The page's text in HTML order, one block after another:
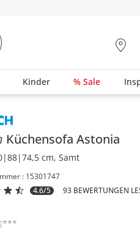
Kinder % Sale
Seitenleiste überspringen -
Küchensofa Astonia
cm, Samt
: 15301747
4.6/5
93 BEWERTUNGEN
***